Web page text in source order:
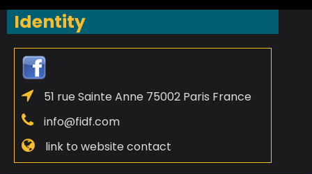
Identity
51 rue Sainte Anne 75002 Paris France
info@fidf.com
link to website contact